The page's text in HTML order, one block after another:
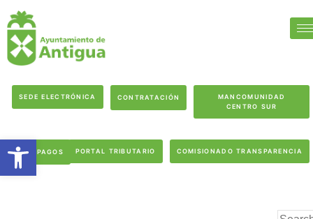
SEDE ELECTRÓNICA CONTRATACIÓN
MANCOMUNIDAD
CENTRO SUR
PAGOS PORTAL TRIBUTARIO COMISIONADO TRANSPARENCIA
Abrir barra de herramientas